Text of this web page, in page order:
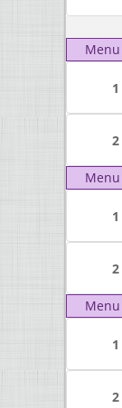
Menu
1
2
Menu
1
2
Menu
1
2